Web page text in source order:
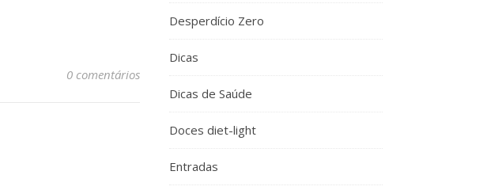
0 comentários
Desperdício Zero
Dicas
Dicas de Saúde
Doces diet-light
Entradas